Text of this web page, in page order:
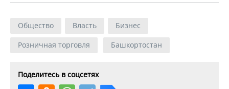
Общество Власть
Бизнес
Розничная торговля
Башкортостан
Поделитесь в соцсетях